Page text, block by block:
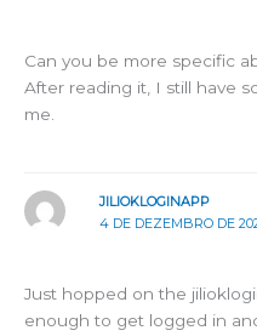
Can you be more specific
After reading it, I still have
me.
JILIOKLOGINAPP
4 DE DEZEMBRO DE
Just hopped on the
enough to get logged in